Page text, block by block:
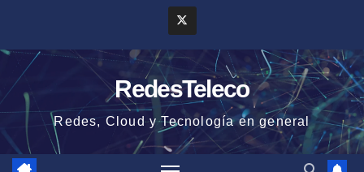
contenido
RedesTeleco
Redes, Cloud y Tecnología en general